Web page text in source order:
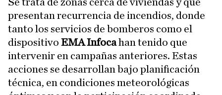
presentan recurrencia de incendios, donde
tanto los servicios de bomberos como el
dispositivo EMA Infocahan tenido que
intervenir en campañas anteriores. Estas
acciones se desarrollan bajo planificación
técnica, en condiciones meteorológicas